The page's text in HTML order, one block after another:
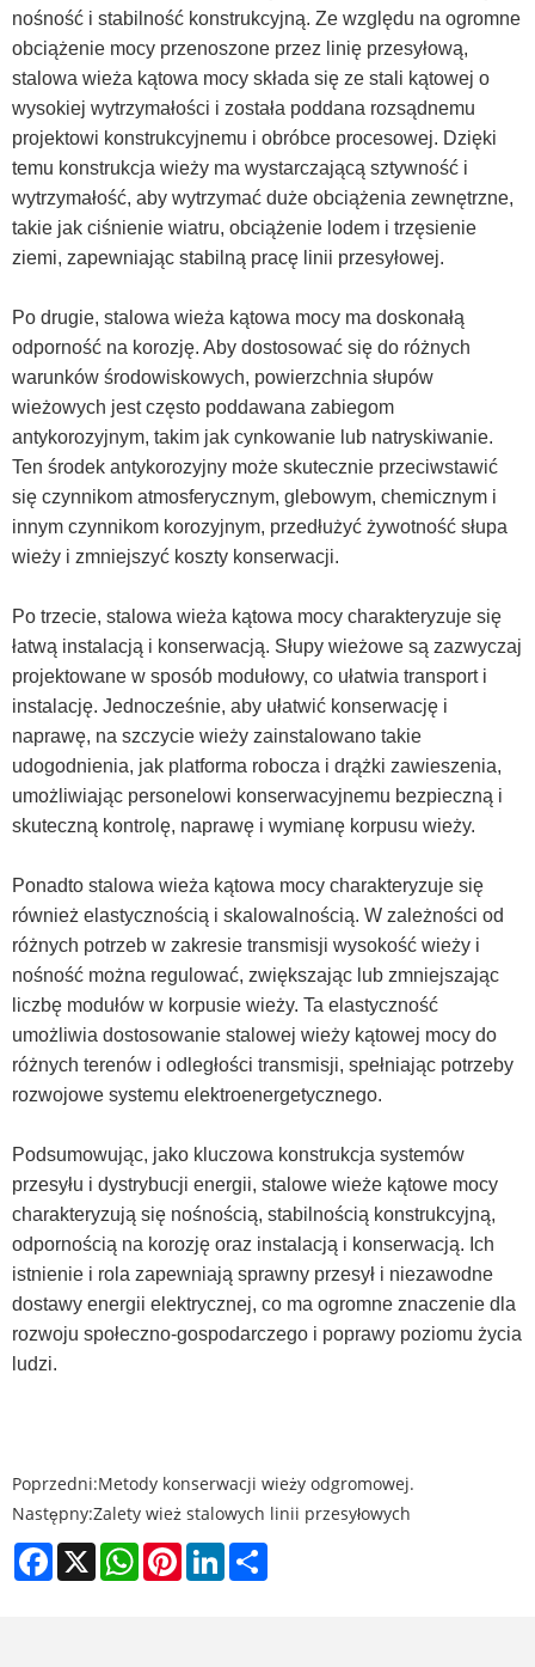
nośność i stabilność konstrukcyjną. Ze względu na ogromne
obciążenie mocy przenoszone przez linię przesyłową,
stalowa wieża kątowa mocy składa się ze stali kątowej o
wysokiej wytrzymałości i została poddana rozsądnemu
projektowi konstrukcyjnemu i obróbce procesowej. Dzięki
temu konstrukcja wieży ma wystarczającą sztywność i
wytrzymałość, aby wytrzymać duże obciążenia zewnętrzne,
takie jak ciśnienie wiatru, obciążenie lodem i trzęsienie
ziemi, zapewniając stabilną pracę linii przesyłowej.
Po drugie, stalowa wieża kątowa mocy ma doskonałą
odporność na korozję. Aby dostosować się do różnych
warunków środowiskowych, powierzchnia słupów
wieżowych jest często poddawana zabiegom
antykorozyjnym, takim jak cynkowanie lub natryskiwanie.
Ten środek antykorozyjny może skutecznie przeciwstawić
się czynnikom atmosferycznym, glebowym, chemicznym i
innym czynnikom korozyjnym, przedłużyć żywotność słupa
wieży i zmniejszyć koszty konserwacji.
Po trzecie, stalowa wieża kątowa mocy charakteryzuje się
łatwą instalacją i konserwacją. Słupy wieżowe są zazwyczaj
projektowane w sposób modułowy, co ułatwia transport i
instalację. Jednocześnie, aby ułatwić konserwację i
naprawę, na szczycie wieży zainstalowano takie
udogodnienia, jak platforma robocza i drążki zawieszenia,
umożliwiając personelowi konserwacyjnemu bezpieczną i
skuteczną kontrolę, naprawę i wymianę korpusu wieży.
Ponadto stalowa wieża kątowa mocy charakteryzuje się
również elastycznością i skalowalnością. W zależności od
różnych potrzeb w zakresie transmisji wysokość wieży i
nośność można regulować, zwiększając lub zmniejszając
liczbę modułów w korpusie wieży. Ta elastyczność
umożliwia dostosowanie stalowej wieży kątowej mocy do
różnych terenów i odległości transmisji, spełniając potrzeby
rozwojowe systemu elektroenergetycznego.
Podsumowując, jako kluczowa konstrukcja systemów
przesyłu i dystrybucji energii, stalowe wieże kątowe mocy
charakteryzują się nośnością, stabilnością konstrukcyjną,
odpornością na korozję oraz instalacją i konserwacją. Ich
istnienie i rola zapewniają sprawny przesył i niezawodne
dostawy energii elektrycznej, co ma ogromne znaczenie dla
rozwoju społeczno-gospodarczego i poprawy poziomu życia
ludzi.
Poprzedni:Metody konserwacji wieży odgromowej.
Następny:Zalety wież stalowych linii przesyłowych
Facebook
X WhatsAppPinterestLinkedIn